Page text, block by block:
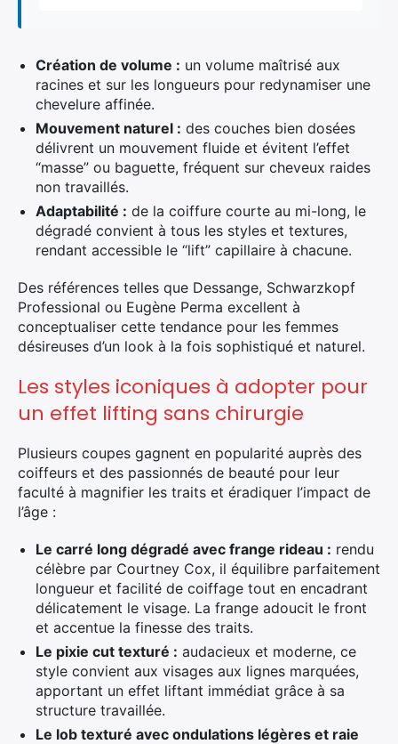
Création de volume : un volume maîtrisé aux
racines et sur les longueurs pour redynamiser une
chevelure affinée.
Mouvement naturel : des couches bien dosées
délivrent un mouvement fluide et évitent l’effet
“masse” ou baguette, fréquent sur cheveux raides
non travaillés.
Adaptabilité : de la coiffure courte au mi-long, le
dégradé convient à tous les styles et textures,
rendant accessible le “lift” capillaire à chacune.
Des références telles que Dessange, Schwarzkopf
Professional ou Eugène Perma excellent à
conceptualiser cette tendance pour les femmes
désireuses d’un look à la fois sophistiqué et naturel.
Les styles iconiques à adopter pour
un effet lifting sans chirurgie
Plusieurs coupes gagnent en popularité auprès des
coiffeurs et des passionnés de beauté pour leur
faculté à magnifier les traits et éradiquer l’impact de
l’âge :
Le carré long dégradé avec frange rideau : rendu
célèbre par Courtney Cox, il équilibre parfaitement
longueur et facilité de coiffage tout en encadrant
délicatement le visage. La frange adoucit le front
et accentue la finesse des traits.
Le pixie cut texturé : audacieux et moderne, ce
style convient aux visages aux lignes marquées,
apportant un effet liftant immédiat grâce à sa
structure travaillée.
Le lob texturé avec ondulations légères et raie
Rechercher
: